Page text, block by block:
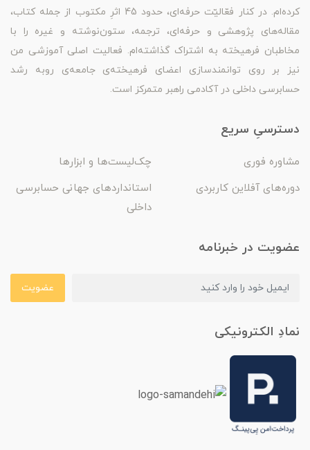
کرده‌ام. در کنار فعّالیّت حرفه‌ای، حدود 45 اثرِ مکتوب از جمله کتاب،
مقاله‌های پژوهشی و حرفه‌ای، ترجمه، ستون‌نوشته و غیره را با
مخاطبان فرهیخته به اشتراک گذاشته‌ام. فعالیت اصلی آموزشی من
نیز بر روی توانمندسازی اعضای فرهیخته‌ی جامعه‌ی روبه رشد
حسابرسی داخلی در آکادمی راهبر متمرکز است.
دسترسیِ سریع
مشاوره فوری
چک‌لیست‌ها و ابزارها
دوره‌های آفلاین کاربردی
استانداردهای جهانی حسابرسی
داخلی
عضویت در خبرنامه
عضویت
نمادِ الکترونیکی